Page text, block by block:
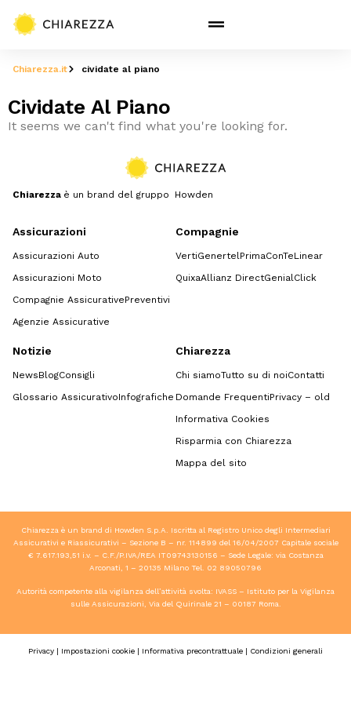
Chiarezza.it cividate al piano
Cividate Al Piano
It seems we can't find what you're looking for.
Chiarezza è un brand del gruppo Howden
Assicurazioni
Assicurazioni Auto
Assicurazioni Moto
Compagnie AssicurativePreventivi
Agenzie Assicurative
Compagnie
VertiGenertel PrimaConTeLinear
QuixaAllianz DirectGenialClick
Notizie
NewsBlogConsigli
Glossario AssicurativoInfografiche
Chiarezza
Chi siamoTutto su di noiContatti
Domande FrequentiPrivacy – old
Informativa Cookies
Risparmia con Chiarezza
Mappa del sito
Chiarezza è un brand di Howden S.p.A. Iscritta al Registro Unico degli Intermediari
Assicurativi e Riassicurativi – Sezione B – nr. 114899 del 16/04/2007 Capitale sociale
€ 7.617.193,51 i.v. – C.F./P.IVA/REA IT09743130156 – Sede Legale: via Costanza
Arconati, 1 – 20135 Milano Tel. 02 89050796
Autorità competente alla vigilanza dell’attività svolta: IVASS – Istituto per la Vigilanza
sulle Assicurazioni, Via del Quirinale 21 – 00187 Roma.
Privacy | Impostazioni cookie | Informativa precontrattuale | Condizioni generali